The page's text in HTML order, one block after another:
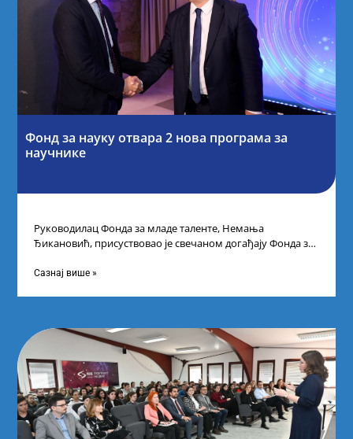
Фонд за науку отвара 2 нова програма за
научнике
Руководилац Фонда за младе таленте, Немања
Ђикановић, присуствовао је свечаном догађају Фонда за
Сазнај више »